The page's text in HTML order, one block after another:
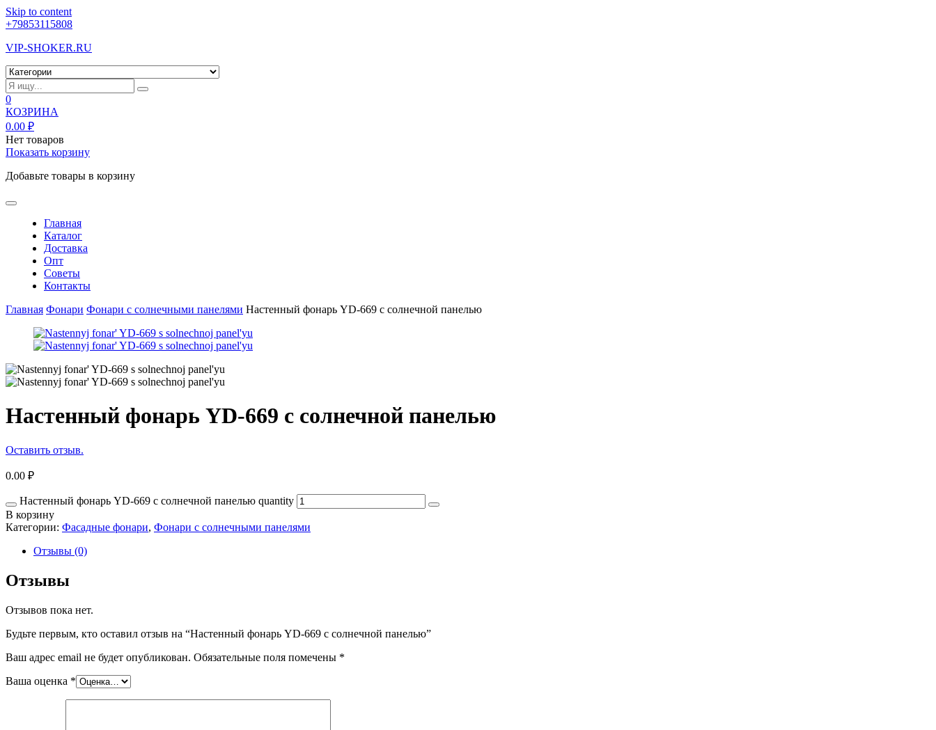
Skip to content
+79853115808
VIP-SHOKER.RU
0
КОЗРИНА
0.00 ₽
Нет товаров
Показать корзину
Добавьте товары в корзину
Главная
Каталог
Доставка
Опт
Советы
Контакты
Главная Фонари Фонари с солнечными панелями Настенный фонарь YD-669 с солнечной панелью
Настенный фонарь YD-669 с солнечной панелью
Оставить отзыв.
0.00 ₽
Настенный фонарь YD-669 с солнечной панелью quantity
В корзину
Категории: Фасадные фонари, Фонари с солнечными панелями
Отзывы (0)
Отзывы
Отзывов пока нет.
Будьте первым, кто оставил отзыв на “Настенный фонарь YD-669 с солнечной панелью”
Ваш адрес email не будет опубликован. Обязательные поля помечены *
Ваша оценка *